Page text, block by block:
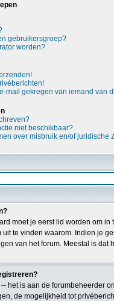
gebruikersgroep?
worden?
mail gekregen van iemand van
niet beschikbaar?
over misbruik en/of juridische
moet je eerst lid worden om
uit te vinden waarom. Indien je
van het forum. Meestal is
het is aan de forumbeheerder
de mogelijkheid tot